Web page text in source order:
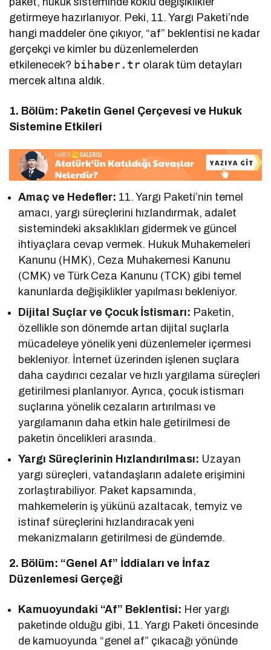
getirmeye hazırlanıyor. Peki, 11. Yargı Paketi’nde
hangi maddeler öne çıkıyor, “af” beklentisi ne kadar
gerçekçi ve kimler bu düzenlemelerden
etkilenecek? bihaber.tr olarak tüm detayları
mercek altına aldık.
1. Bölüm: Paketin Genel Çerçevesi ve Hukuk
Sistemine Etkileri
Amaç ve Hedefler: 11. Yargı Paketi’nin temel
amacı, yargı süreçlerini hızlandırmak, adalet
sistemindeki aksaklıkları gidermek ve güncel
ihtiyaçlara cevap vermek. Hukuk Muhakemeleri
Kanunu (HMK), Ceza Muhakemesi Kanunu
(CMK) ve Türk Ceza Kanunu (TCK) gibi temel
kanunlarda değişiklikler yapılması bekleniyor.
Dijital Suçlar ve Çocuk İstismarı: Paketin,
özellikle son dönemde artan dijital suçlarla
mücadeleye yönelik yeni düzenlemeler içermesi
bekleniyor. İnternet üzerinden işlenen suçlara
daha caydırıcı cezalar ve hızlı yargılama süreçleri
getirilmesi planlanıyor. Ayrıca, çocuk istismarı
suçlarına yönelik cezaların artırılması ve
yargılamanın daha etkin hale getirilmesi de
paketin öncelikleri arasında.
Yargı Süreçlerinin Hızlandırılması: Uzayan
yargı süreçleri, vatandaşların adalete erişimini
zorlaştırabiliyor. Paket kapsamında,
mahkemelerin iş yükünü azaltacak, temyiz ve
istinaf süreçlerini hızlandıracak yeni
mekanizmaların getirilmesi de gündemde.
2. Bölüm: “Genel Af” İddiaları ve İnfaz
Düzenlemesi Gerçeği
Kamuoyundaki “Af” Beklentisi: Her yargı
paketinde olduğu gibi, 11. Yargı Paketi öncesinde
de kamuoyunda “genel af” çıkacağı yönünde